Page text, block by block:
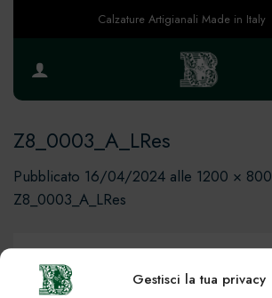
Gestisci la tua privacy
Calzature Artigianali Made in Italy
Z8_0003_A_LRes
Pubblicato 16/04/2024 alle 1200 × 800
Z8_0003_A_LRes